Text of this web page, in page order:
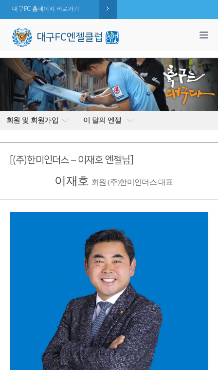
대구FC 홈페이지 바로가기
회원 및 회원가입 이 달의 엔젤
[(주)한미인더스 – 이재호 엔젤님]
이재호 회원 (주)한미인더스 대표